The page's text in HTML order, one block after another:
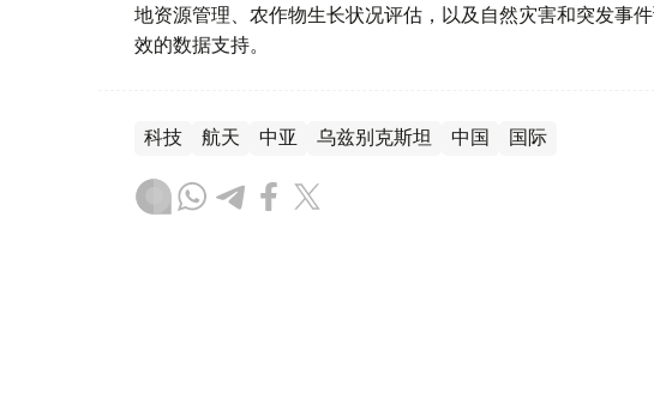
地资源管理、农作物生长状况评估，以及自然灾害和突发事
效的数据支持。
科技 航天 中亚 乌兹别克斯坦 中国 国际